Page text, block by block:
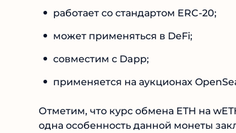
работает со стандартом ERC-20;
может применяться в DeFi;
совместим с Dapp;
применяется на аукционах
Отметим, что курс обмена ETH на
одна особенность данной монеты